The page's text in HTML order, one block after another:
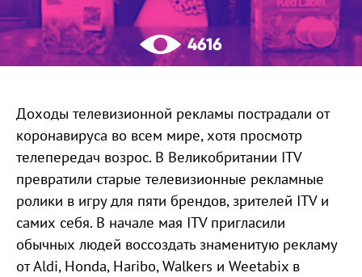
4616
Доходы телевизионной рекламы пострадали от
коронавируса во всем мире, хотя просмотр
телепередач возрос. В Великобритании ITV
превратили старые телевизионные рекламные
ролики в игру для пяти брендов, зрителей ITV и
самих себя. В начале мая ITV пригласили
обычных людей воссоздать знаменитую рекламу
от Aldi, Honda, Haribo, Walkers и Weetabix в